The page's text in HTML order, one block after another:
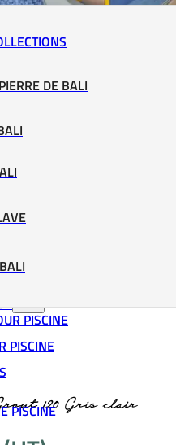
DE BALI
PISCINE
PISCINE
PISCINE120 Gris clair